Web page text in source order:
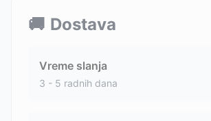
🚚 Dostava
Vreme slanja
3 - 5 radnih dana